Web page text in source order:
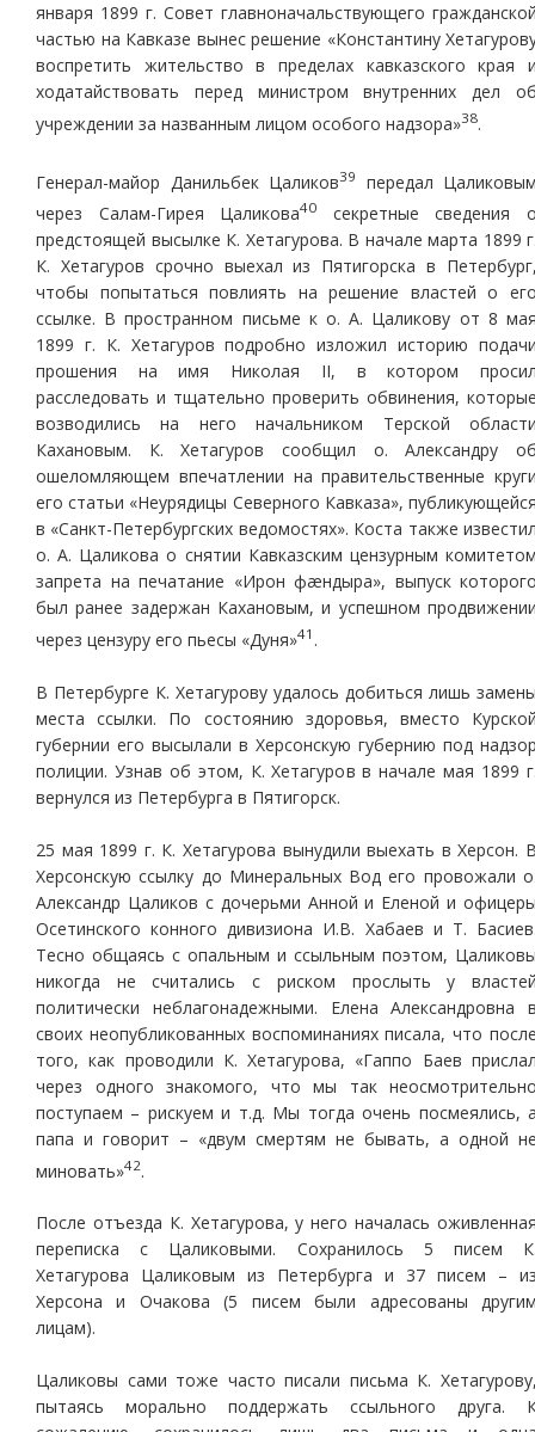
января 1899 г. Совет главноначальствующего
частью на Кавказе вынес решение «Константину
воспретить жительство в пределах кавказского края
ходатайствовать перед министром внутренних дел
учреждении за названным лицом особого надзора»38.
Генерал-майор Данильбек Цаликов39
передал
через Салам-Гирея Цаликова40
секретные сведения
предстоящей высылке К. Хетагурова. В начале марта 1899
К. Хетагуров срочно выехал из Пятигорска в
чтобы попытаться повлиять на решение властей о
ссылке. В пространном письме к о. А. Цаликову от 8
1899 г. К. Хетагуров подробно изложил историю
прошения на имя Николая II, в котором
расследовать и тщательно проверить обвинения,
возводились на него начальником Терской
Кахановым. К. Хетагуров сообщил о. Александру
ошеломляющем впечатлении на правительственные
его статьи «Неурядицы Северного Кавказа»,
в «Санкт-Петербургских ведомостях». Коста также
о. А. Цаликова о снятии Кавказским цензурным
запрета на печатание «Ирон фæндыра», выпуск
был ранее задержан Кахановым, и успешном
через цензуру его пьесы «Дуня»41 .
В Петербурге К. Хетагурову удалось добиться лишь
места ссылки. По состоянию здоровья, вместо
губернии его высылали в Херсонскую губернию под
полиции. Узнав об этом, К. Хетагуров в начале мая 1899
вернулся из Петербурга в Пятигорск.
25 мая 1899 г. К. Хетагурова вынудили выехать в Херсон.
Херсонскую ссылку до Минеральных Вод его провожали
Александр Цаликов с дочерьми Анной и Еленой и
Осетинского конного дивизиона И.В. Хабаев и Т.
Тесно общаясь с опальным и ссыльным поэтом,
никогда не считались с риском прослыть у
политически неблагонадежными. Елена Александровна
своих неопубликованных воспоминаниях писала, что
того, как проводили К. Хетагурова, «Гаппо Баев
через одного знакомого, что мы так
поступаем – рискуем и т.д. Мы тогда очень посмеялись,
папа и говорит – «двум смертям не бывать, а одной
миновать»42.
После отъезда К. Хетагурова, у него началась
переписка с Цаликовыми. Сохранилось 5 писем
Хетагурова Цаликовым из Петербурга и 37 писем –
Херсона и Очакова (5 писем были адресованы
лицам).
Цаликовы сами тоже часто писали письма К.
пытаясь морально поддержать ссыльного друга.